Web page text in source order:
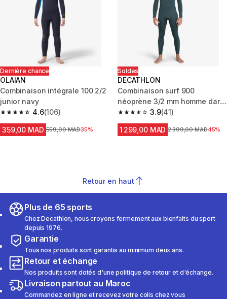
Dernière chance
OLAIAN
Combinaison intégrale 100 2/2
junior navy
4.6
4.6 out of 5 stars from 106 reviews
(106)
359,00 MAD Prix avant la réduction
559,00 MAD35%
Soldes
DECATHLON
Combinaison surf 900
néoprène 3/2 mm homme dark
green
3.9
3.9 out of 5 stars from 41
(41)
1 299,00 MAD Prix avant la
2 399,00 MAD45%
Retour en haut
Plus de 65 sports
Chez Decathlon, nous croyons fermement aux bienfaits du sport
depuis 1976.
Garantie
Tous nos produits sont garantis au minimum deux ans.
Retour et échange
Nos produits sont dotés d'une politique de retour et d'échange.
Livraison partout au Maroc
Commandez en ligne et recevez votre colis chez vous